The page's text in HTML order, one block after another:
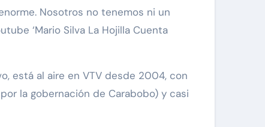
‘Mario Silva La Hojilla Cuenta
está al aire en VTV desde 2004, con
la gobernación de Carabobo) y casi